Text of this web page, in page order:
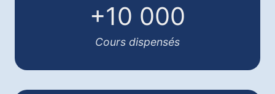
+10 000
Cours dispensés